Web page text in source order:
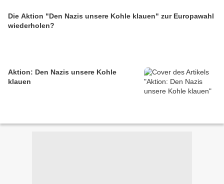
Die Aktion "Den Nazis unsere Kohle klauen" zur Europawahl
wiederholen?
Aktion: Den Nazis unsere Kohle
klauen